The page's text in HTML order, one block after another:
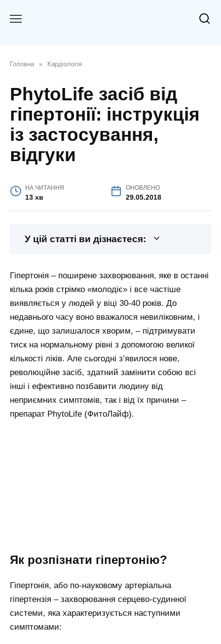
Головна » Кардіологія
PhytoLife засіб від
гіпертонії: інструкція
із застосування,
відгуки
НА ЧИТАННЯ
13 хв
ОНОВЛЕНО
29.05.2018
У цій статті ви дізнаєтеся:
Гіпертонія – поширене захворювання, яке в останні
кілька років стрімко «молодіє» і все частіше
виявляється у людей у віці 30-40 років. До
недавнього часу воно вважалося невиліковним, і
єдине, що залишалося хворим, – підтримувати
тиск на нормальному рівні з допомогою великої
кількості ліків. Але сьогодні з’явилося нове,
революційне засіб, здатний замінити собою всі
інші і ефективно позбавити людину від
неприємних симптомів, так і від їх причини –
препарат PhytoLife (ФитоЛайф).
Як розпізнати гіпертонію?
Гіпертонія, або по-науковому артеріальна
гіпертензія – захворювання серцево-судинної
системи, яка характеризується наступними
симптомами: